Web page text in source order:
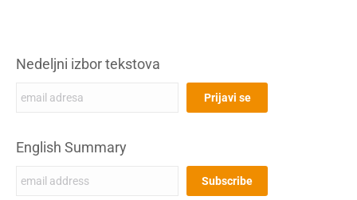
Nedeljni izbor tekstova
English Summary